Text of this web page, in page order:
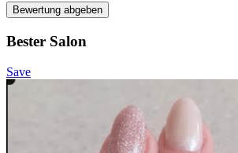
Bewertung abgeben
Bester Salon
Save